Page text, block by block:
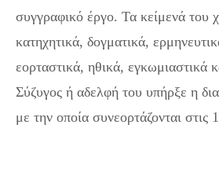
συγγραφικό έργο. Τα κείμενά του
κατηχητικά, δογματικά,
εορταστικά, ηθικά, εγκωμιαστικά
Σύζυγος ή αδελφή του υπήρξε η
με την οποία συνεορτάζονται στις